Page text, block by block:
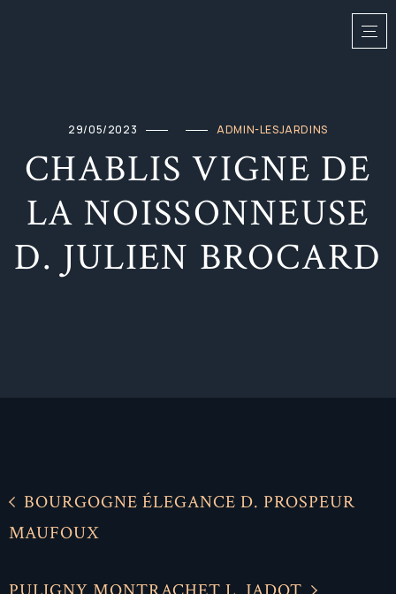
29/05/2023 ADMIN-LESJARDINS
CHABLIS VIGNE DE
LA NOISSONNEUSE
D. JULIEN BROCARD
BOURGOGNE ÉLEGANCE D. PROSPEUR
MAUFOUX